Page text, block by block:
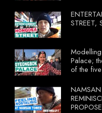
tourists
wonder
Ministry
STREET,
Palace;
of the